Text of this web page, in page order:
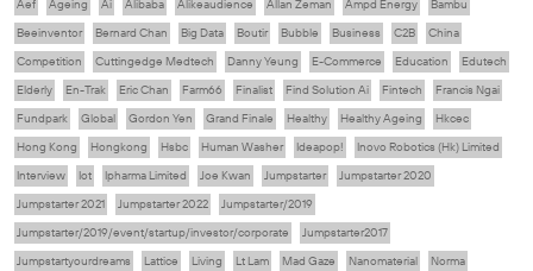
Aef
Ageing Ai Alibaba Alikeaudience Allan Zeman Ampd Energy
Bambu
Beeinventor
Bernard Chan Big Data Boutir Bubble Business C2B
China
Competition
Cuttingedge Medtech Danny Yeung E-Commerce Education
Edutech
Elderly
En-Trak Eric Chan Farm66 Finalist Find Solution Ai Fintech
Francis Ngai
Fundpark
Global Gordon Yen Grand Finale Healthy Healthy Ageing
Hkcec
Hong Kong
Hongkong Hsbc Human Washer Ideapop!
Inovo Robotics (Hk) Limited
Interview
Iot Ipharma Limited Joe Kwan Jumpstarter
Jumpstarter 2020
Jumpstarter 2021
Jumpstarter 2022
Jumpstarter/2019
Jumpstarter/2019/event/startup/investor/corporate
Jumpstarter2017
Jumpstartyourdreams
Lattice Living Lt Lam Mad Gaze Nanomaterial
Norma